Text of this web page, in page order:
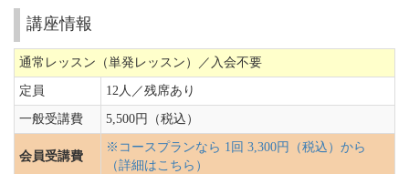
講座情報
通常レッスン（単発レッスン）／入会不要
定員 12人／残席あり
一般受講費 5,500円（税込）
会員受講費
※コースプランなら 1回 3,300円（税込）から
（詳細はこちら）